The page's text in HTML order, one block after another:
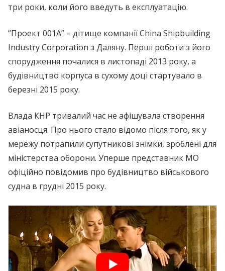
три роки, коли його введуть в експлуатацію.
“Проект 001А” – дітище компанії China Shipbuilding
Industry Corporation з Даляну. Перші роботи з його
спорудження почалися в листопаді 2013 року, а
будівництво корпуса в сухому доці стартувало в
березні 2015 року.
Влада КНР тривалий час не афішувала створення
авіаносця. Про нього стало відомо після того, як у
мережу потрапили супутникові знімки, зроблені для
міністерства оборони. Уперше представник МО
офіційно повідомив про будівництво військового
судна в грудні 2015 року.